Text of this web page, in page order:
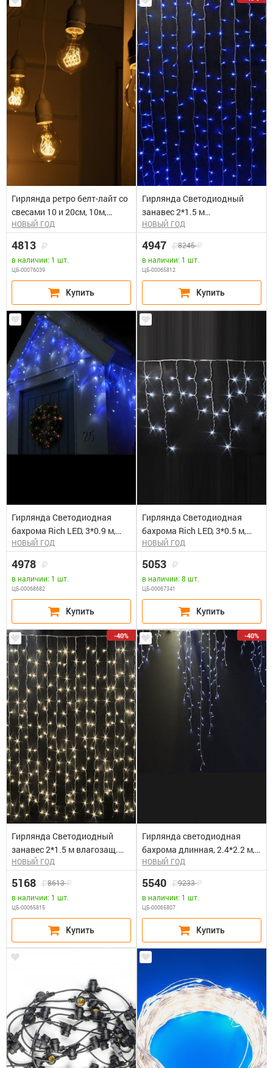
Гирлянда ретро белт-лайт со
свесами 10 и 20см, 10м,
белая
НОВЫЙ ГОД
4813
в наличии: 1 шт.
ЦБ-00076039
Гирлянда Светодиодный
занавес 2*1.5 м
влагозащитный колпачок,
мерцание, синий, белый
провод. Блок питания 65818,
65845
НОВЫЙ ГОД
4947
8245
в наличии: 1 шт.
ЦБ-00065812
Гирлянда Светодиодная
бахрома Rich LED, 3*0.9 м,
влагозащитный колпачок,
мерцающая, сине-белая,
белый провод. Блок питания
65818, 65845
НОВЫЙ ГОД
4978
в наличии: 1 шт.
ЦБ-00068682
Гирлянда Светодиодная
бахрома Rich LED, 3*0.5 м,
влагозащ.колпачок,
мерцающая, белая, белый
провод. Блок питания 65818,
65845
НОВЫЙ ГОД
5053
в наличии: 8 шт.
ЦБ-00067341
Гирлянда Светодиодный
занавес 2*1.5 м влагозащ.
колпачок, мерцание, тепло
белый, белый провод. Блок
питания 65818, 65845
-40%
НОВЫЙ ГОД
5168
8613
в наличии: 1 шт.
ЦБ-00065815
Гирлянда светодиодная
бахрома длинная, 2.4*2.2 м,
влагозащ. колпачок,
мерцающая, теплая белая,
белый провод. RICH LED Блок
питания 65818, 65845
-40%
НОВЫЙ ГОД
5540
9233
в наличии: 1 шт.
ЦБ-00065807